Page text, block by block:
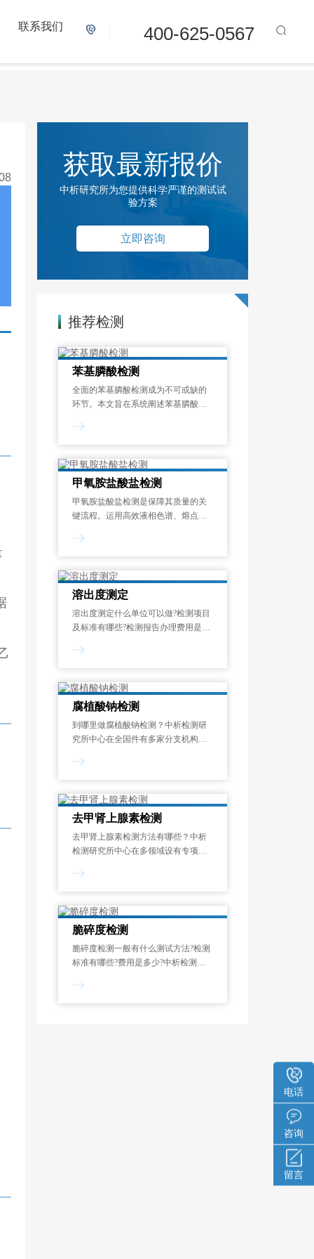
400-625-0567
联系我们
电话
咨询
留言
获取最新报价
中析研究所为您提供科学严谨的测试试
验方案
立即咨询
推荐检测
苯基膦酸检测
全面的苯基膦酸检测成为不可或缺的
环节。本文旨在系统阐述苯基膦酸的
领域的质量控制与安全评估提供科学
甲氧胺盐酸盐检测
甲氧胺盐酸盐检测是保障其质量的关
键流程。运用高效液相色谱、熔点测
碱度、水分、炽灼残渣等项目进行精
合成、化工生产等领域的质量要求。
溶出度测定
溶出度测定什么单位可以做?检测项目
及标准有哪些?检测报告办理费用是多
测试及技术服务为一体的科学、严
拥有国内外一线的检测仪器设备，致
力于为客户
腐植酸钠检测
到哪里做腐植酸钠检测？中析检测研
究所中心在全国件有多家分支机构，
台，经验丰富的检验人员团队，以先
站式的分析检测服务，检测报告支持
全国扫码查询!
去甲肾上腺素检测
去甲肾上腺素检测方法有哪些？中析
检测研究所中心在多领域设有专项实
测方法，来满足不同客户的检测需
脆碎度检测
脆碎度检测一般有什么测试方法?检测
标准有哪些?费用是多少?中析检测研
方案。对脆碎度等项目进行检测分